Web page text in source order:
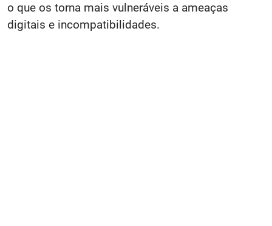
o que os torna mais vulneráveis a ameaças
digitais e incompatibilidades.